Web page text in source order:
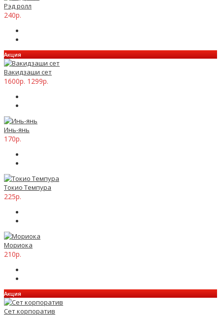
Рэд ролл
240р.
Акция
Вакидзаши сет
1600р. 1299р.
Инь-янь
170р.
Токио Темпура
225р.
Мориока
210р.
Акция
Сет корпоратив